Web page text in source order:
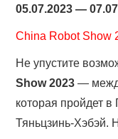
05.07.2023 —
China Robot Show
Не упустите
Show 2023—
которая пройдет
Тяньцзинь-Хэбэй.